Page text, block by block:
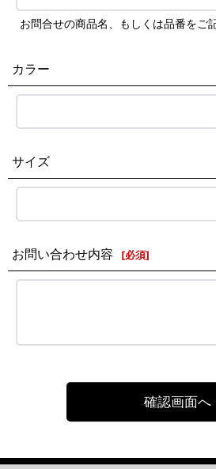
お問合せの商品名、もしくは品番をご
カラー
サイズ
お問い合わせ内容 [必須]
確認画面へ